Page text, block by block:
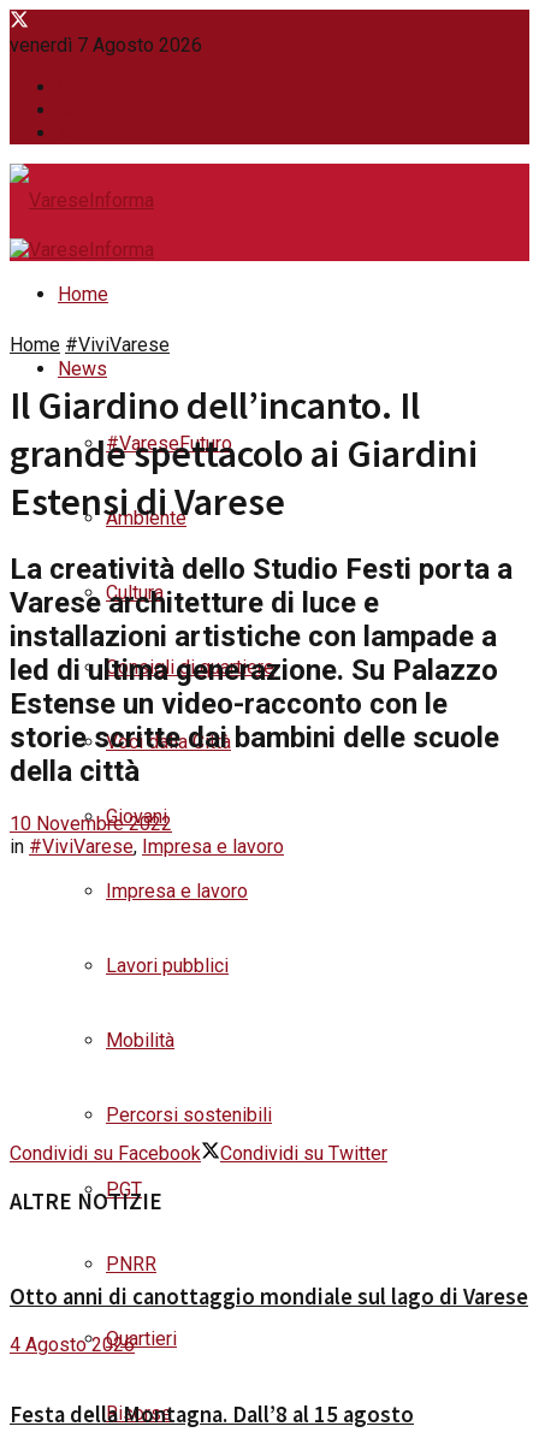
venerdì 7 Agosto 2026
Home
News
#VareseFuturo
Ambiente
Cultura
Consigli di quartiere
Voci dalla Città
Giovani
Impresa e lavoro
Lavori pubblici
Mobilità
Percorsi sostenibili
PGT
PNRR
Quartieri
Risorse
Home #ViviVarese
Il Giardino dell’incanto. Il
grande spettacolo ai Giardini
Estensi di Varese
La creatività dello Studio Festi porta a
Varese architetture di luce e
installazioni artistiche con lampade a
led di ultima generazione. Su Palazzo
Estense un video-racconto con le
storie scritte dai bambini delle scuole
della città
10 Novembre 2022
in #ViviVarese, Impresa e lavoro
Condividi su Facebook Condividi su Twitter
ALTRE NOTIZIE
Otto anni di canottaggio mondiale sul lago di Varese
4 Agosto 2026
Festa della Montagna. Dall’8 al 15 agosto